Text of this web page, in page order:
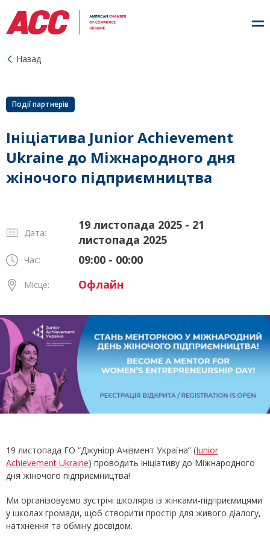
Назад
Події партнерів
Ініціатива Junior Achievement
Ukraine до Міжнародного дня
жіночого підприємництва
Дата:
19 листопада 2025 - 21
листопада 2025
Час: 09:00 - 00:00
Місце: Офлайн
19 листопада ГО “Джуніор Ачівмент Україна” (Junior
Achievement Ukraine) проводить ініціативу до Міжнародного
дня жіночого підприємництва!
Ми організовуємо зустрічі школярів із жінками-підприємицями
у школах громади, щоб створити простір для живого діалогу,
натхнення та обміну досвідом.